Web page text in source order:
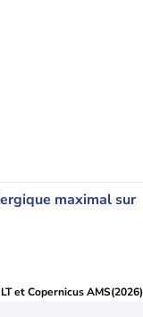
maximal sur
et Copernicus AMS(2026)